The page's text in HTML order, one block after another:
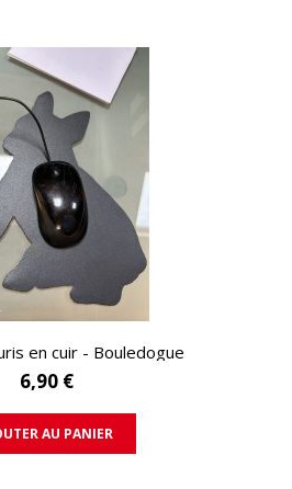
RAPIDE
en cuir - Bouledogue
6,90 €
AU PANIER